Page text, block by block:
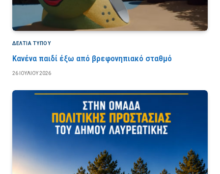
ΔΕΛΤΙΑ ΤΥΠΟΥ
Κανένα παιδί έξω από βρεφονηπιακό σταθμό
26 ΙΟΥΛΊΟΥ 2026